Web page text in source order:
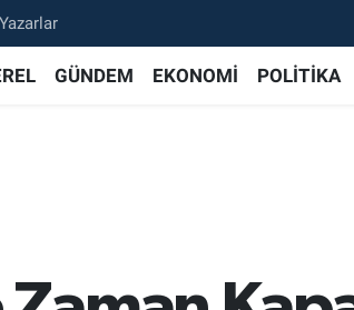
Yazarlar
GÜNDEM EKONOMİ POLİTİKA